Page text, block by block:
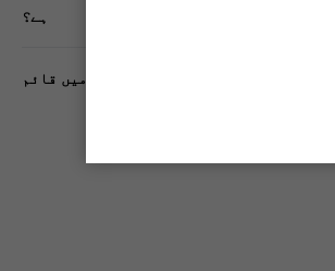
ہے؟
کلب فیڈرل بی ایریا بلاک 10 میں قائم